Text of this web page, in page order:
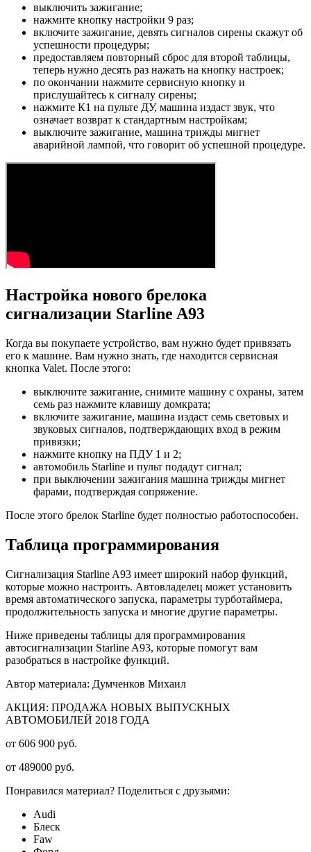
выключить зажигание;
нажмите кнопку настройки 9 раз;
включите зажигание, девять сигналов сирены скажут об
успешности процедуры;
предоставляем повторный сброс для второй таблицы,
теперь нужно десять раз нажать на кнопку настроек;
по окончании нажмите сервисную кнопку и
прислушайтесь к сигналу сирены;
нажмите К1 на пульте ДУ, машина издаст звук, что
означает возврат к стандартным настройкам;
выключите зажигание, машина трижды мигнет
аварийной лампой, что говорит об успешной процедуре.
Настройка нового брелока
сигнализации Starline A93
Когда вы покупаете устройство, вам нужно будет привязать
его к машине. Вам нужно знать, где находится сервисная
кнопка Valet. После этого:
выключите зажигание, снимите машину с охраны, затем
семь раз нажмите клавишу домкрата;
включите зажигание, машина издаст семь световых и
звуковых сигналов, подтверждающих вход в режим
привязки;
нажмите кнопку на ПДУ 1 и 2;
автомобиль Starline и пульт подадут сигнал;
при выключении зажигания машина трижды мигнет
фарами, подтверждая сопряжение.
После этого брелок Starline будет полностью работоспособен.
Таблица программирования
Сигнализация Starline A93 имеет широкий набор функций,
которые можно настроить. Автовладелец может установить
время автоматического запуска, параметры турботаймера,
продолжительность запуска и многие другие параметры.
Ниже приведены таблицы для программирования
автосигнализации Starline A93, которые помогут вам
разобраться в настройке функций.
Автор материала: Думченков Михаил
АКЦИЯ: ПРОДАЖА НОВЫХ ВЫПУСКНЫХ
АВТОМОБИЛЕЙ 2018 ГОДА
от 606 900 руб.
от 489000 руб.
Понравился материал? Поделиться с друзьями:
Audi
Блеск
Faw